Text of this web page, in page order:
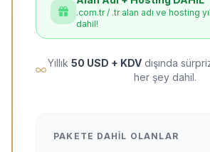
.com.tr / .tr alan adı ve hosting
dahil!
Yıllık 50 USD + KDV dışında
her şey dahil.
PAKETE DAHIL OLANLAR